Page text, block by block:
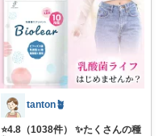
tanton🪴
⭐4.8（1038件） ✨たくさんの種